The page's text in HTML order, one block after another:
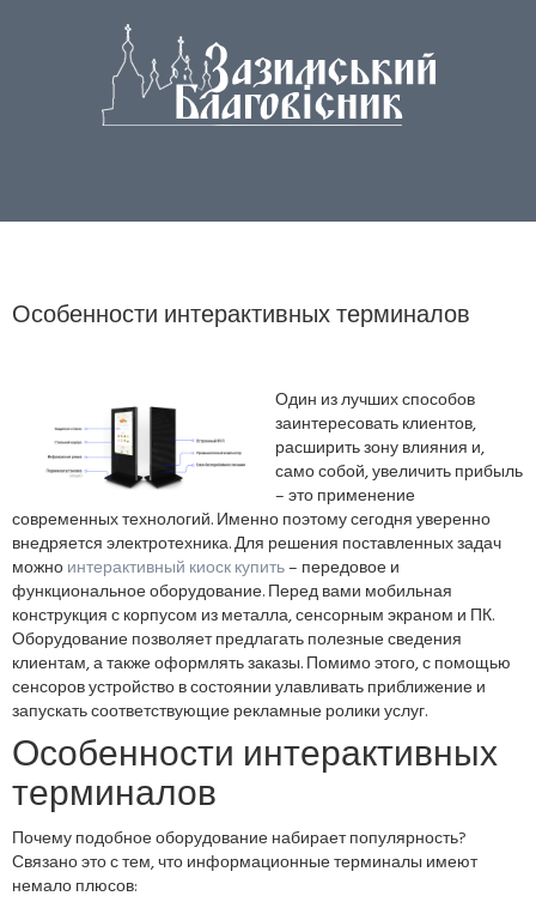
Особенности интерактивных терминалов
Один из лучших способов
заинтересовать клиентов,
расширить зону влияния и,
само собой, увеличить прибыль
– это применение
современных технологий. Именно поэтому сегодня уверенно
внедряется электротехника. Для решения поставленных задач
можноинтерактивный киоск купить– передовое и
функциональное оборудование. Перед вами мобильная
конструкция с корпусом из металла, сенсорным экраном и ПК.
Оборудование позволяет предлагать полезные сведения
клиентам, а также оформлять заказы. Помимо этого, с помощью
сенсоров устройство в состоянии улавливать приближение и
запускать соответствующие рекламные ролики услуг.
Особенности интерактивных
терминалов
Почему подобное оборудование набирает популярность?
Связано это с тем, что информационные терминалы имеют
немало плюсов: